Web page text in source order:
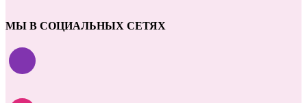
МЫ В СОЦИАЛЬНЫХ СЕТЯХ